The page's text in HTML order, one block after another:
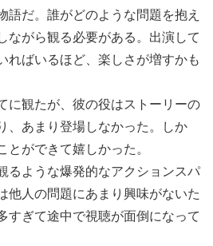
語だ。誰がどのような問題を抱え
ながら観る必要がある。出演して
ればいるほど、楽しさが増すかも
に観たが、彼の役はストーリーの
、あまり登場しなかった。しか
とができて嬉しかった。
るような爆発的なアクションスパ
他人の問題にあまり興味がないた
すぎて途中で視聴が面倒になって